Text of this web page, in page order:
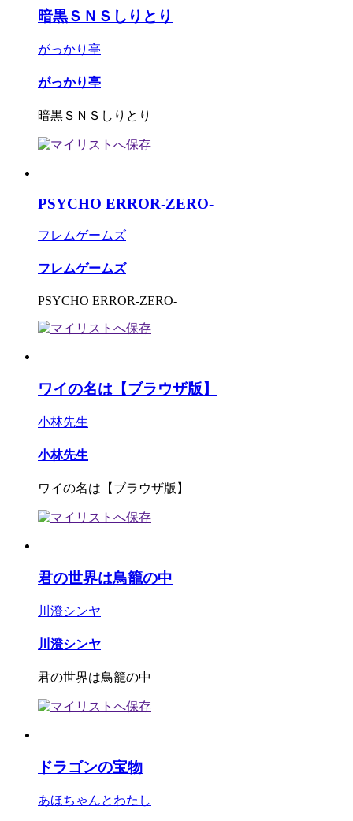
暗黒ＳＮＳしりとり
がっかり亭
がっかり亭
暗黒ＳＮＳしりとり
PSYCHO ERROR-ZERO-
フレムゲームズ
フレムゲームズ
PSYCHO ERROR-ZERO-
ワイの名は【ブラウザ版】
小林先生
小林先生
ワイの名は【ブラウザ版】
君の世界は鳥籠の中
川澄シンヤ
川澄シンヤ
君の世界は鳥籠の中
ドラゴンの宝物
あほちゃんとわたし